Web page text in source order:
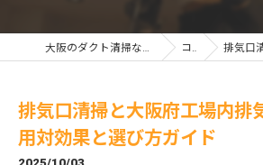
大阪のダクト清掃なら株式会社ライズクリーン コラム 排気口清掃と大
排気口清掃と大阪府工場内排
用対効果と選び方ガイド